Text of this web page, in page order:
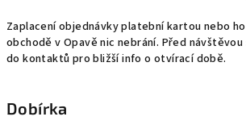
Zaplacení objednávky platební kartou nebo
obchodě v Opavě nic nebrání. Před
do kontaktů pro bližší info o otvírací době.
Dobírka